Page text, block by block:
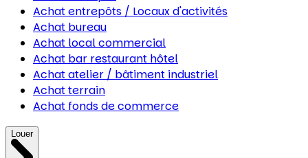
Achat entrepôts / Locaux d'activités
Achat bureau
Achat local commercial
Achat bar restaurant hôtel
Achat atelier / bâtiment industriel
Achat terrain
Achat fonds de commerce
Louer